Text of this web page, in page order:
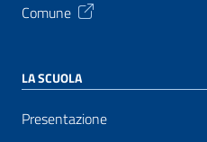
Comune
LA SCUOLA
Presentazione